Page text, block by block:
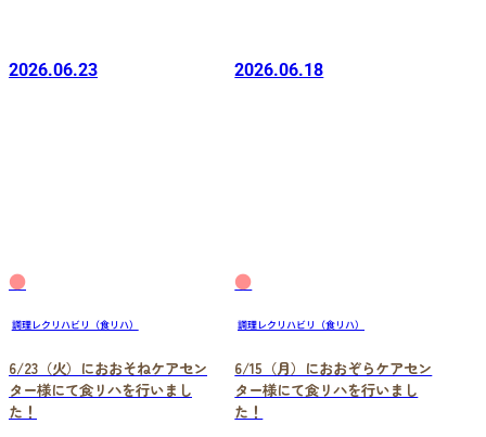
2026.06.23
●
調理レクリハビリ（食リハ）
6/23（火）におおそねケアセン
ター様にて食リハを行いまし
た！
2026.06.18
●
調理レクリハビリ（食リハ）
6/15（月）におおぞらケアセン
ター様にて食リハを行いまし
た！